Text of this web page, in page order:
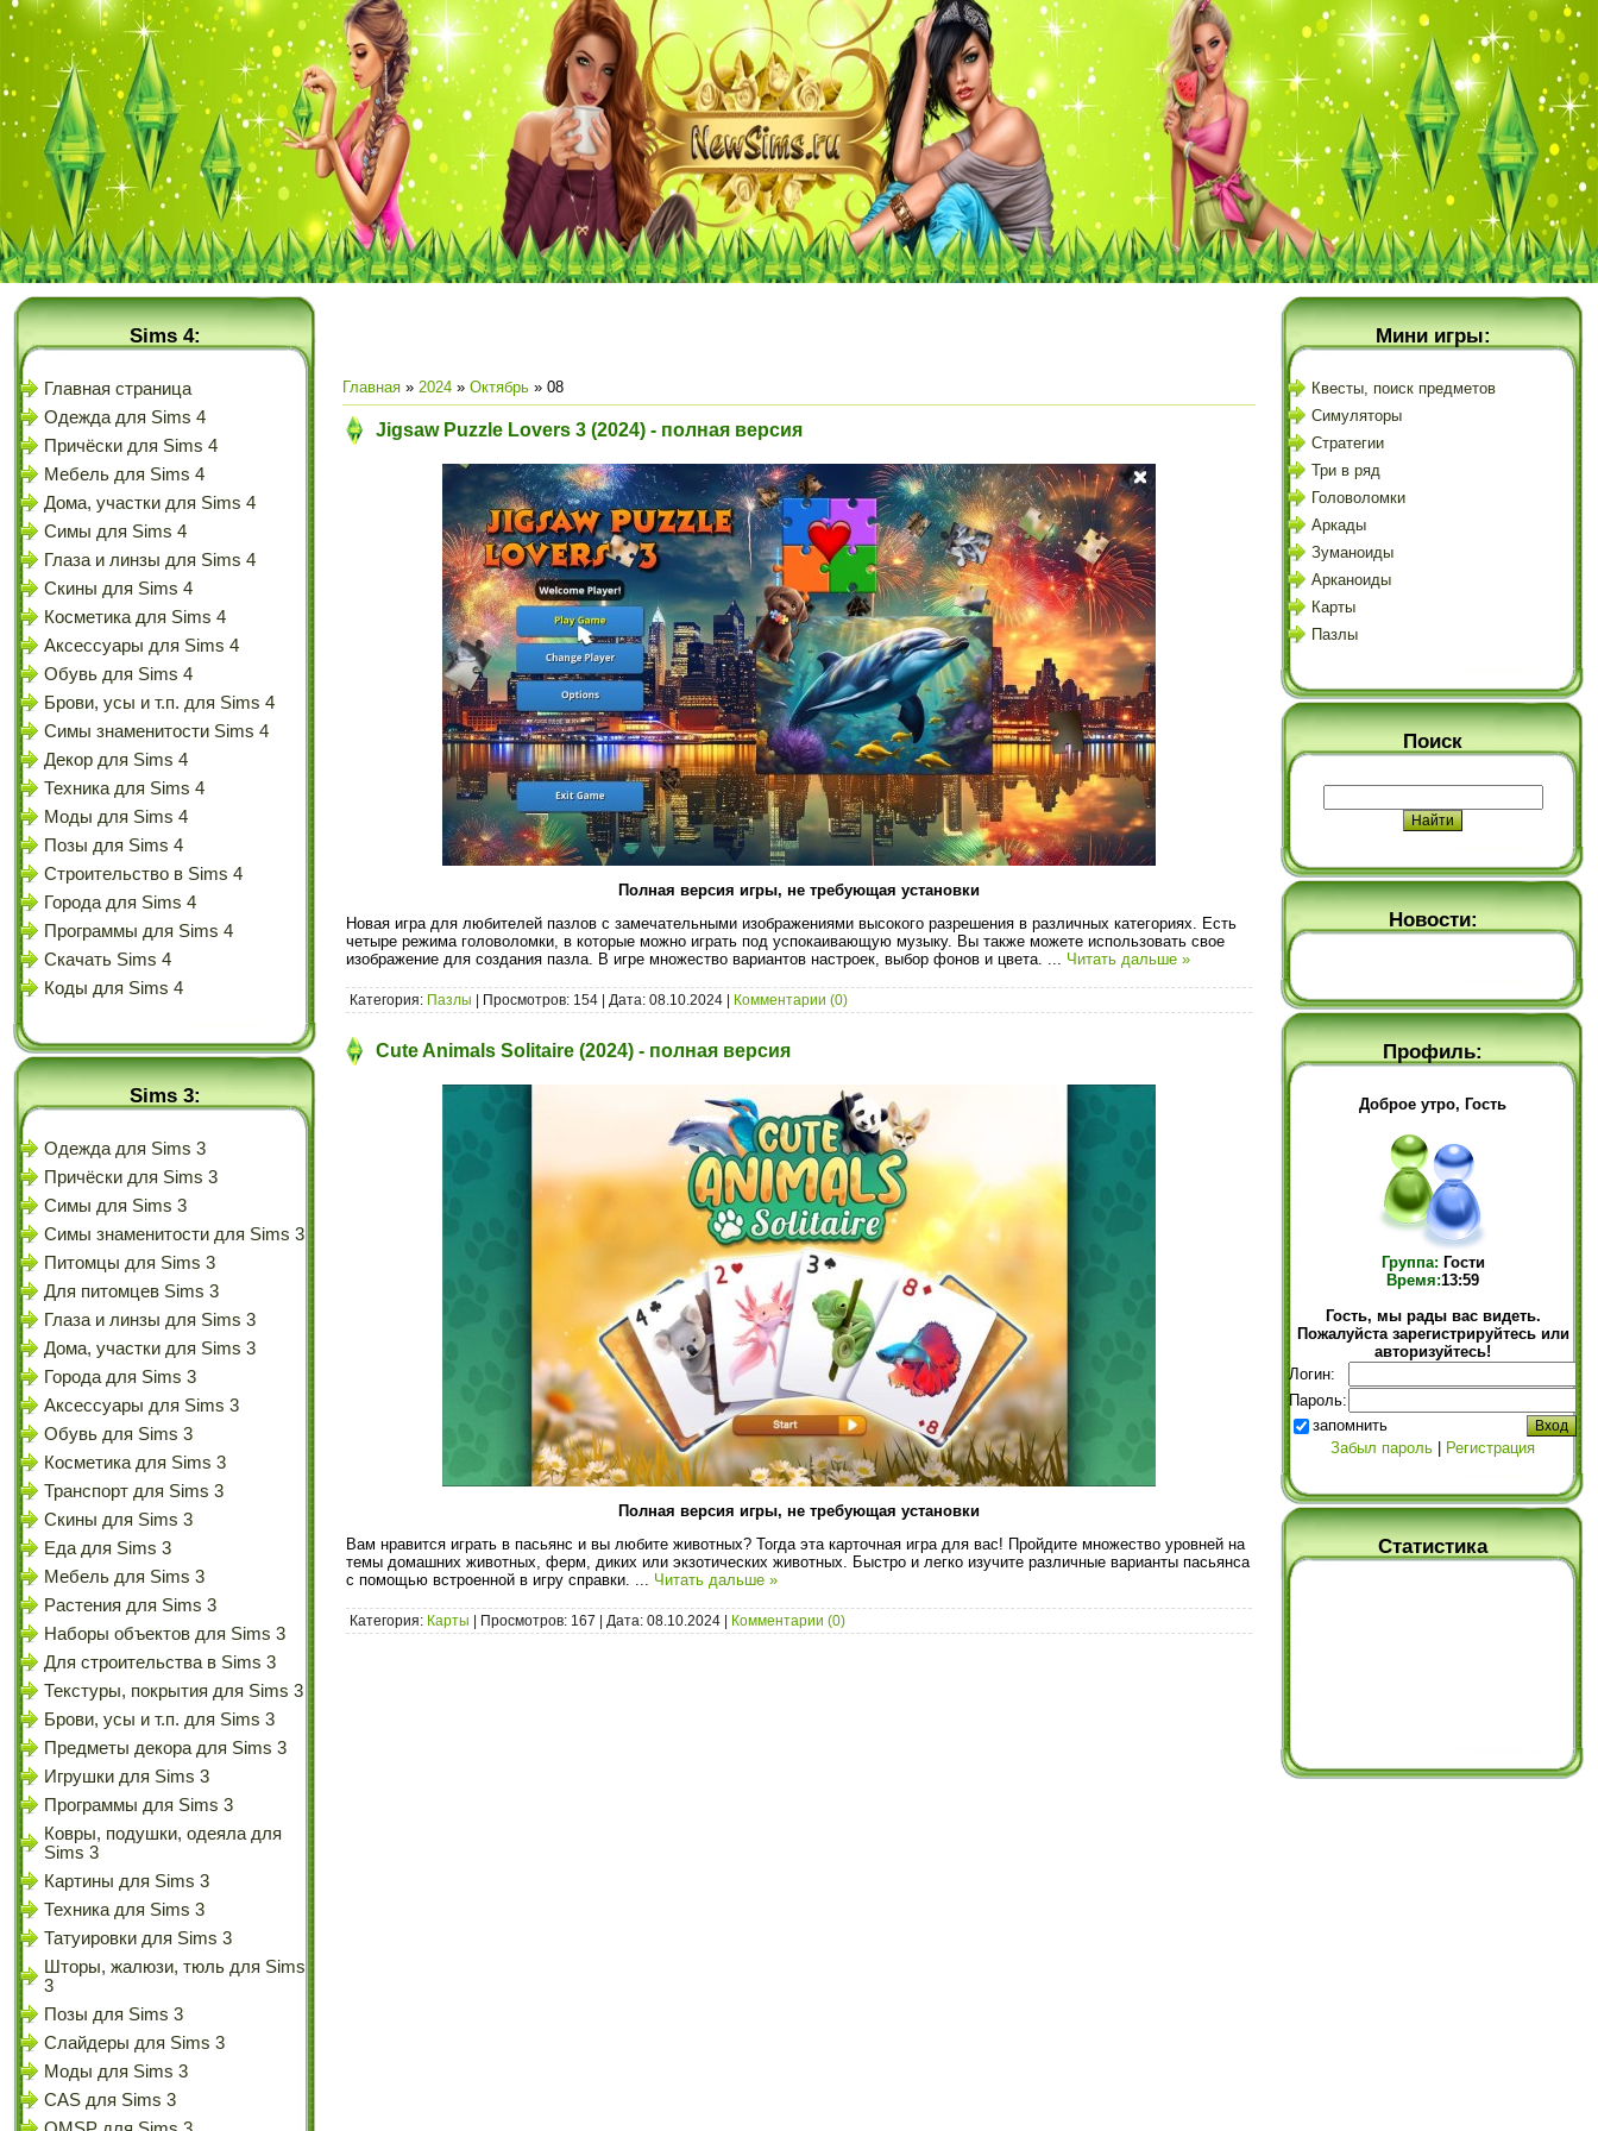
Sims 4:
Главная страница
Одежда для Sims 4
Причёски для Sims 4
Мебель для Sims 4
Дома, участки для Sims 4
Симы для Sims 4
Глаза и линзы для Sims 4
Скины для Sims 4
Косметика для Sims 4
Аксессуары для Sims 4
Обувь для Sims 4
Брови, усы и т.п. для Sims 4
Симы знаменитости Sims 4
Декор для Sims 4
Техника для Sims 4
Моды для Sims 4
Позы для Sims 4
Строительство в Sims 4
Города для Sims 4
Программы для Sims 4
Скачать Sims 4
Коды для Sims 4
Sims 3:
Одежда для Sims 3
Причёски для Sims 3
Симы для Sims 3
Симы знаменитости для Sims 3
Питомцы для Sims 3
Для питомцев Sims 3
Глаза и линзы для Sims 3
Дома, участки для Sims 3
Города для Sims 3
Аксессуары для Sims 3
Обувь для Sims 3
Косметика для Sims 3
Транспорт для Sims 3
Скины для Sims 3
Еда для Sims 3
Мебель для Sims 3
Растения для Sims 3
Наборы объектов для Sims 3
Для строительства в Sims 3
Текстуры, покрытия для Sims 3
Брови, усы и т.п. для Sims 3
Предметы декора для Sims 3
Игрушки для Sims 3
Программы для Sims 3
Ковры, подушки, одеяла для
Sims 3
Картины для Sims 3
Техника для Sims 3
Татуировки для Sims 3
Шторы, жалюзи, тюль для Sims
3
Позы для Sims 3
Слайдеры для Sims 3
Моды для Sims 3
CAS для Sims 3
Главная » 2024 » Октябрь » 08
Jigsaw Puzzle Lovers 3 (2024) - полная версия
Полная версия игры, не требующая установки
Новая игра для любителей пазлов с замечательными изображениями высокого разрешения в различных категориях. Есть
четыре режима головоломки, в которые можно играть под успокаивающую музыку. Вы также можете использовать свое
изображение для создания пазла. В игре множество вариантов настроек, выбор фонов и цвета. ... Читать дальше »
Категория: Пазлы | Просмотров: 154 | Дата: 08.10.2024 | Комментарии (0)
Cute Animals Solitaire (2024) - полная версия
Полная версия игры, не требующая установки
Вам нравится играть в пасьянс и вы любите животных? Тогда эта карточная игра для вас! Пройдите множество уровней на
темы домашних животных, ферм, диких или экзотических животных. Быстро и легко изучите различные варианты пасьянса
с помощью встроенной в игру справки. ... Читать дальше »
Категория: Карты | Просмотров: 167 | Дата: 08.10.2024 | Комментарии (0)
Мини игры:
Квесты, поиск предметов
Симуляторы
Стратегии
Три в ряд
Головоломки
Аркады
Зуманоиды
Арканоиды
Карты
Пазлы
Поиск
Новости:
Профиль:
Доброе утро, Гость
Группа: Гости
Время:13:59
Гость, мы рады вас видеть.
Пожалуйста зарегистрируйтесь или
авторизуйтесь!
Логин:
Пароль:
запомнить
Забыл пароль
Регистрация
Статистика